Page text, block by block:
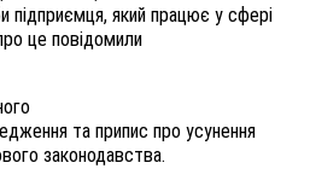
підприємця, який працює у сфері
це повідомили
та припис про усунення
законодавства.